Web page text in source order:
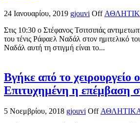
24 Ιανουαρίου, 2019 gjouvi Off
Στις 10:30 ο Στέφανος Τσιτσιπάς
του τένις Ράφαελ Ναδάλ στον ημιτελικό
Ναδάλ αυτή τη στιγμή είναι το...
Βγήκε από το χειρουργείο
Επιτυχημένη η επέμβαση
5 Νοεμβρίου, 2018 gjouvi Off